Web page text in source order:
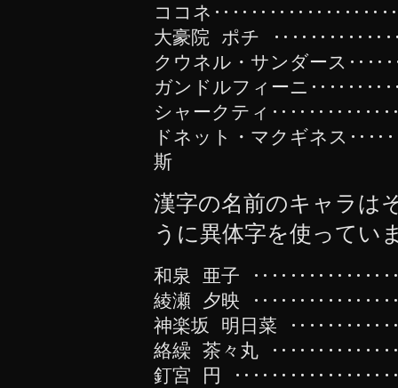
ココネ
大豪院 ポチ
クウネル・サンダース
ガンドルフィーニ
シャークティ
ドネット・マクギネ
斯
漢字の名前のキャラは
うに異体字を使ってい
和泉 亜子
綾瀬 夕映
神楽坂 明日菜
絡繰 茶々丸
釘宮 円